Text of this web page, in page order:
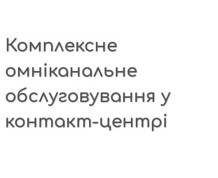
Комплексне
омніканальне
обслуговування у
контакт-центрі